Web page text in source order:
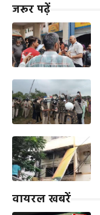
जरूर पढ़ें
वायरल खबरें